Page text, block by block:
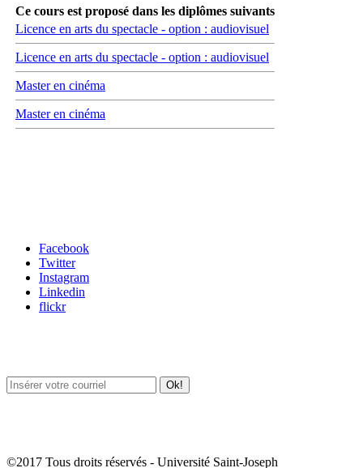
Ce cours est proposé dans les diplômes suivants
Licence en arts du spectacle - option : audiovisuel
Licence en arts du spectacle - option : audiovisuel
Master en cinéma
Master en cinéma
Facebook
Twitter
Instagram
Linkedin
flickr
©2017 Tous droits réservés - Université Saint-Joseph